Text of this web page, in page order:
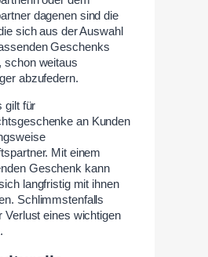
dagenen sind die
sich aus der Auswahl
Geschenks
schon weitaus
abzufedern.
gilt für
an Kunden
Mit einem
Geschenk kann
langfristig mit ihnen
Schlimmstenfalls
Verlust eines wichtigen